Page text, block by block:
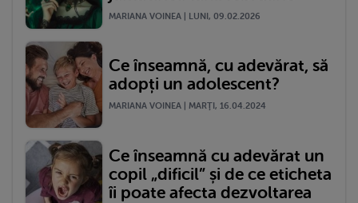
MARIANA VOINEA | LUNI, 09.02.2026
Ce înseamnă, cu adevărat, să
adopți un adolescent?
MARIANA VOINEA | MARŢI, 16.04.2024
Ce înseamnă cu adevărat un
copil „dificil” și de ce eticheta
îi poate afecta dezvoltarea